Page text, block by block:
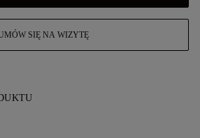
SIĘ NA WIZYTĘ